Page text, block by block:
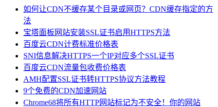
如何让CDN不缓存某个目录或网页？CDN缓存指定的方
法
宝塔面板网站安装SSL证书启用HTTPS方法
百度云CDN计费标准价格表
SNI信息解决HTTPS一个IP对应多个SSL证书
百度云CDN流量包收费价格表
AMH配置SSL证书转HTTPS协议方法教程
9个免费的CDN加速网站
Chrome68将所有HTTP网站标记为不安全！你的网站